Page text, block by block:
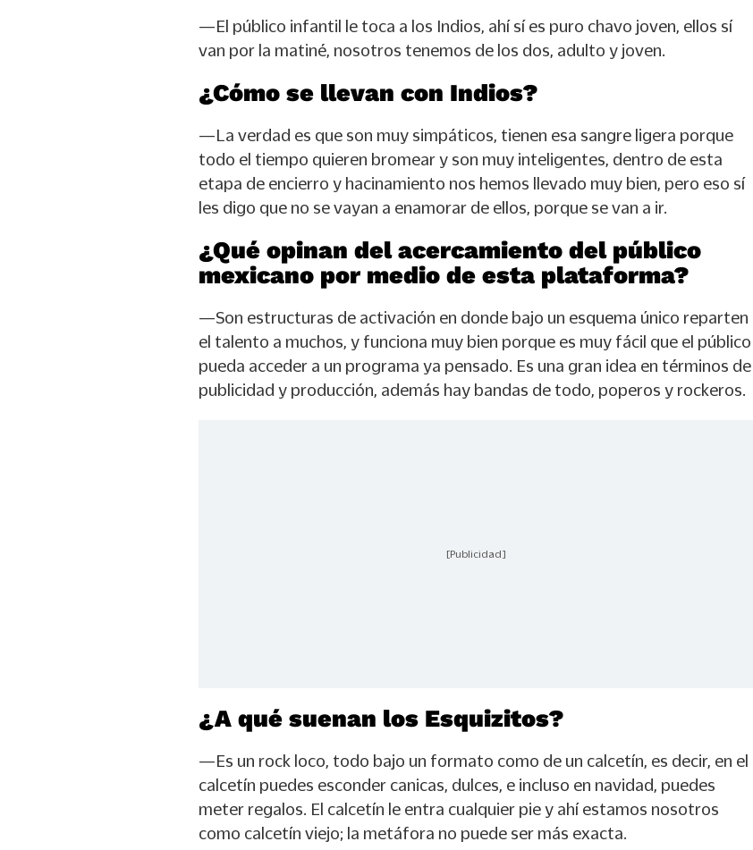
—El público infantil le toca a los Indios, ahí sí es puro chavo joven, ellos sí
van por la matiné, nosotros tenemos de los dos, adulto y joven.
¿Cómo se llevan con Indios?
—La verdad es que son muy simpáticos, tienen esa sangre ligera porque
todo el tiempo quieren bromear y son muy inteligentes, dentro de esta
etapa de encierro y hacinamiento nos hemos llevado muy bien, pero eso sí
les digo que no se vayan a enamorar de ellos, porque se van a ir.
¿Qué opinan del acercamiento del público
mexicano por medio de esta plataforma?
—Son estructuras de activación en donde bajo un esquema único reparten
el talento a muchos, y funciona muy bien porque es muy fácil que el público
pueda acceder a un programa ya pensado. Es una gran idea en términos de
publicidad y producción, además hay bandas de todo, poperos y rockeros.
[Publicidad]
¿A qué suenan los Esquizitos?
—Es un rock loco, todo bajo un formato como de un calcetín, es decir, en el
calcetín puedes esconder canicas, dulces, e incluso en navidad, puedes
meter regalos. El calcetín le entra cualquier pie y ahí estamos nosotros
como calcetín viejo; la metáfora no puede ser más exacta.